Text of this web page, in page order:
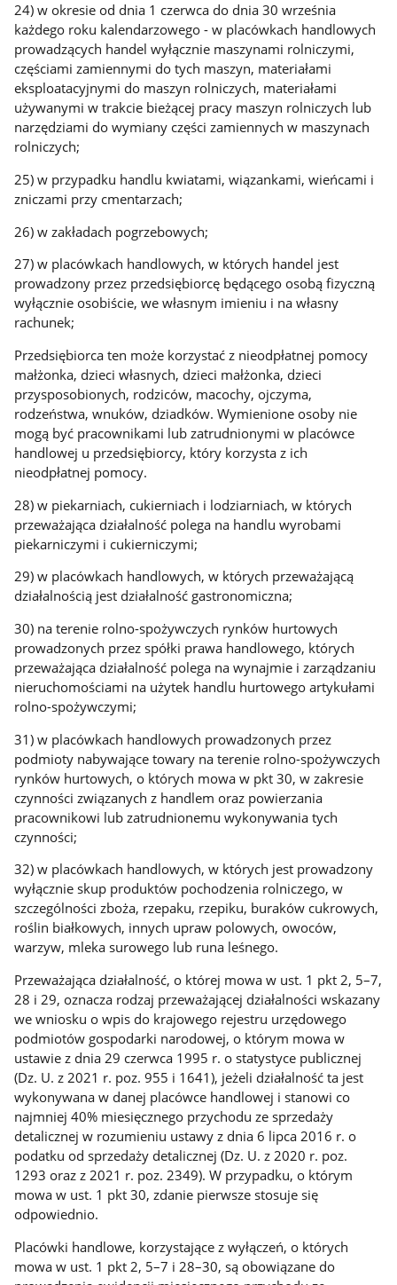
24) w okresie od dnia 1 czerwca do dnia 30 września
każdego roku kalendarzowego - w placówkach handlowych
prowadzących handel wyłącznie maszynami rolniczymi,
częściami zamiennymi do tych maszyn, materiałami
eksploatacyjnymi do maszyn rolniczych, materiałami
używanymi w trakcie bieżącej pracy maszyn rolniczych lub
narzędziami do wymiany części zamiennych w maszynach
rolniczych;
25) w przypadku handlu kwiatami, wiązankami, wieńcami i
zniczami przy cmentarzach;
26) w zakładach pogrzebowych;
27) w placówkach handlowych, w których handel jest
prowadzony przez przedsiębiorcę będącego osobą fizyczną
wyłącznie osobiście, we własnym imieniu i na własny
rachunek;
Przedsiębiorca ten może korzystać z nieodpłatnej pomocy
małżonka, dzieci własnych, dzieci małżonka, dzieci
przysposobionych, rodziców, macochy, ojczyma,
rodzeństwa, wnuków, dziadków. Wymienione osoby nie
mogą być pracownikami lub zatrudnionymi w placówce
handlowej u przedsiębiorcy, który korzysta z ich
nieodpłatnej pomocy.
28) w piekarniach, cukierniach i lodziarniach, w których
przeważająca działalność polega na handlu wyrobami
piekarniczymi i cukierniczymi;
29) w placówkach handlowych, w których przeważającą
działalnością jest działalność gastronomiczna;
30) na terenie rolno-spożywczych rynków hurtowych
prowadzonych przez spółki prawa handlowego, których
przeważająca działalność polega na wynajmie i zarządzaniu
nieruchomościami na użytek handlu hurtowego artykułami
rolno-spożywczymi;
31) w placówkach handlowych prowadzonych przez
podmioty nabywające towary na terenie rolno-spożywczych
rynków hurtowych, o których mowa w pkt 30, w zakresie
czynności związanych z handlem oraz powierzania
pracownikowi lub zatrudnionemu wykonywania tych
czynności;
32) w placówkach handlowych, w których jest prowadzony
wyłącznie skup produktów pochodzenia rolniczego, w
szczególności zboża, rzepaku, rzepiku, buraków cukrowych,
roślin białkowych, innych upraw polowych, owoców,
warzyw, mleka surowego lub runa leśnego.
Przeważająca działalność, o której mowa w ust. 1 pkt 2, 5–7,
28 i 29, oznacza rodzaj przeważającej działalności wskazany
we wniosku o wpis do krajowego rejestru urzędowego
podmiotów gospodarki narodowej, o którym mowa w
ustawie z dnia 29 czerwca 1995 r. o statystyce publicznej
(Dz. U. z 2021 r. poz. 955 i 1641), jeżeli działalność ta jest
wykonywana w danej placówce handlowej i stanowi co
najmniej 40% miesięcznego przychodu ze sprzedaży
detalicznej w rozumieniu ustawy z dnia 6 lipca 2016 r. o
podatku od sprzedaży detalicznej (Dz. U. z 2020 r. poz.
1293 oraz z 2021 r. poz. 2349). W przypadku, o którym
mowa w ust. 1 pkt 30, zdanie pierwsze stosuje się
odpowiednio.
Placówki handlowe, korzystające z wyłączeń, o których
mowa w ust. 1 pkt 2, 5–7 i 28–30, są obowiązane do